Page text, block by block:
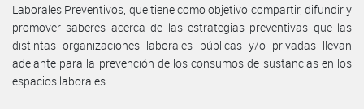
Laborales Preventivos, que tiene como objetivo compartir, difundir y
promover saberes acerca de las estrategias preventivas que las
distintas organizaciones laborales públicas y/o privadas llevan
adelante para la prevención de los consumos de sustancias en los
espacios laborales.